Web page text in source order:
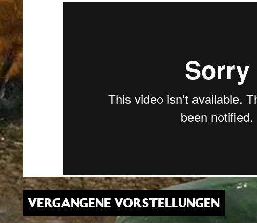
VERGANGENE VORSTELLUNGEN